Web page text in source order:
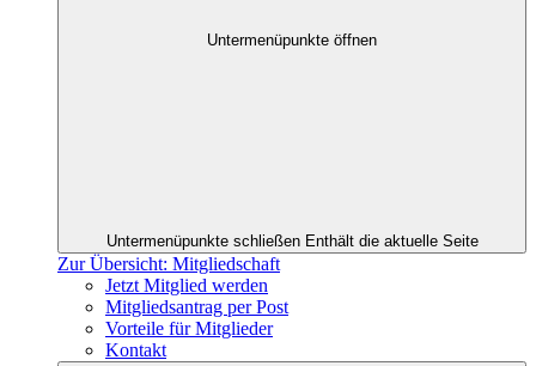
Untermenüpunkte öffnen
Untermenüpunkte schließen Enthält die aktuelle Seite
Zur Übersicht: Mitgliedschaft
Jetzt Mitglied werden
Mitgliedsantrag per Post
Vorteile für Mitglieder
Kontakt